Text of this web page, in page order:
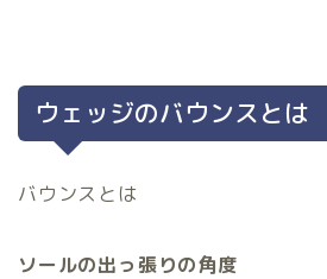
ウェッジのバウンスとは
バウンスとは
ソールの出っ張りの角度